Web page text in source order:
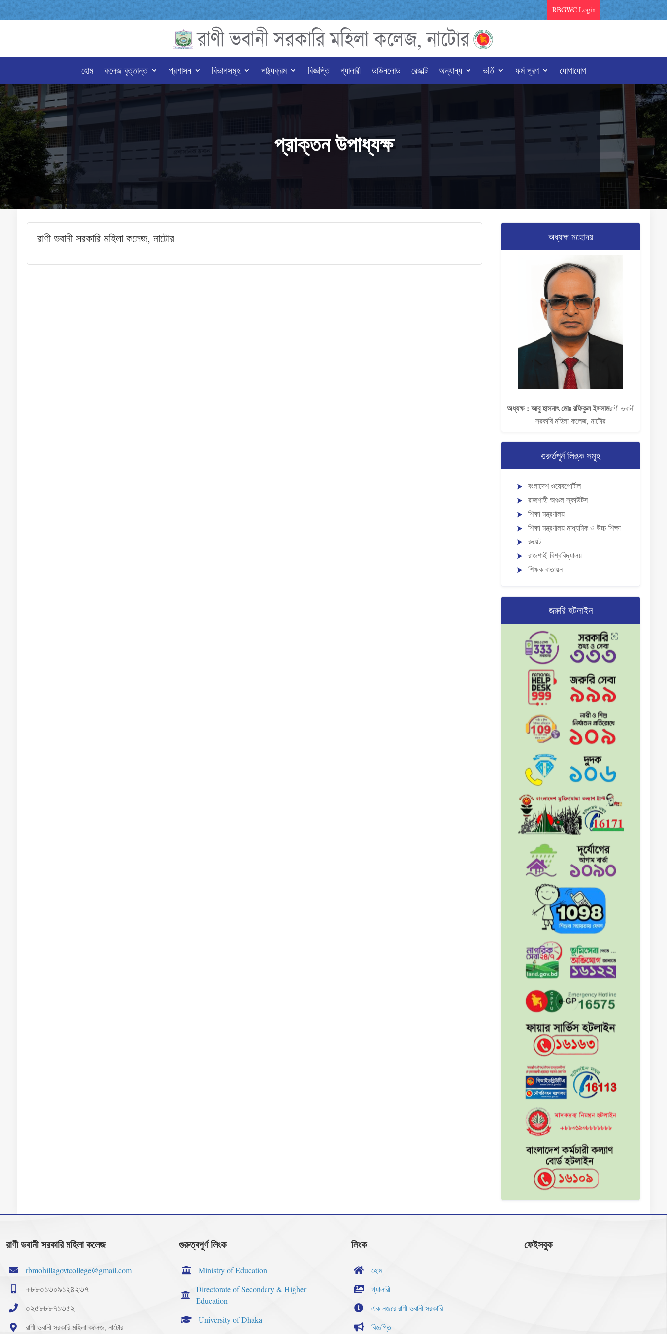
RBGWC Login
হোম কলেজ বৃত্তান্ত প্রশাসন বিভাগসমূহ পাঠ্যক্রম বিজ্ঞপ্তি গ্যালারী ডাউনলোড রেজাল্ট অন্যান্য ভর্তি ফর্ম পূরণ যোগাযোগ
প্রাক্তন উপাধ্যক্ষ
রাণী ভবানী সরকারি মহিলা কলেজ, নাটোর অধ্যক্ষ মহোদয়
অধ্যক্ষ : আবু হাসনাৎ মোঃ রফিকুল ইসলাম​রাণী ভবানী
সরকারি মহিলা কলেজ, নাটোর​
গুরুর্তপূর্ন লিঙ্ক সমূহ
বংলাদেশ ওয়েবপোর্টাল
রাজশাহী অঞ্চল স্কাউটস
শিক্ষা মন্ত্রণালয়
শিক্ষা মন্ত্রণালয় মাধ্যমিক ও উচ্চ শিক্ষা
রুয়েট
রাজশাহী বিশ্ববিদ্যালয়
শিক্ষক বাতায়ন
জরুরি হটলাইন
রাণী ভবানী সরকারি মহিলা কলেজ
rbmohillagovtcollege@gmail.com
+৮৮০১৩০৯১২৪২৩৭
০২৫৮৮৮৭১৩৫২
রাণী ভবানী সরকারি মহিলা কলেজ, নাটোর
গুরুত্বপূর্ণ লিংক
Ministry of Education
Directorate of Secondary & Higher
Education
University of Dhaka
লিংক
হোম
গ্যালারী
এক নজরে রাণী ভবানী সরকারি
বিজ্ঞপ্তি
ফেইসবুক